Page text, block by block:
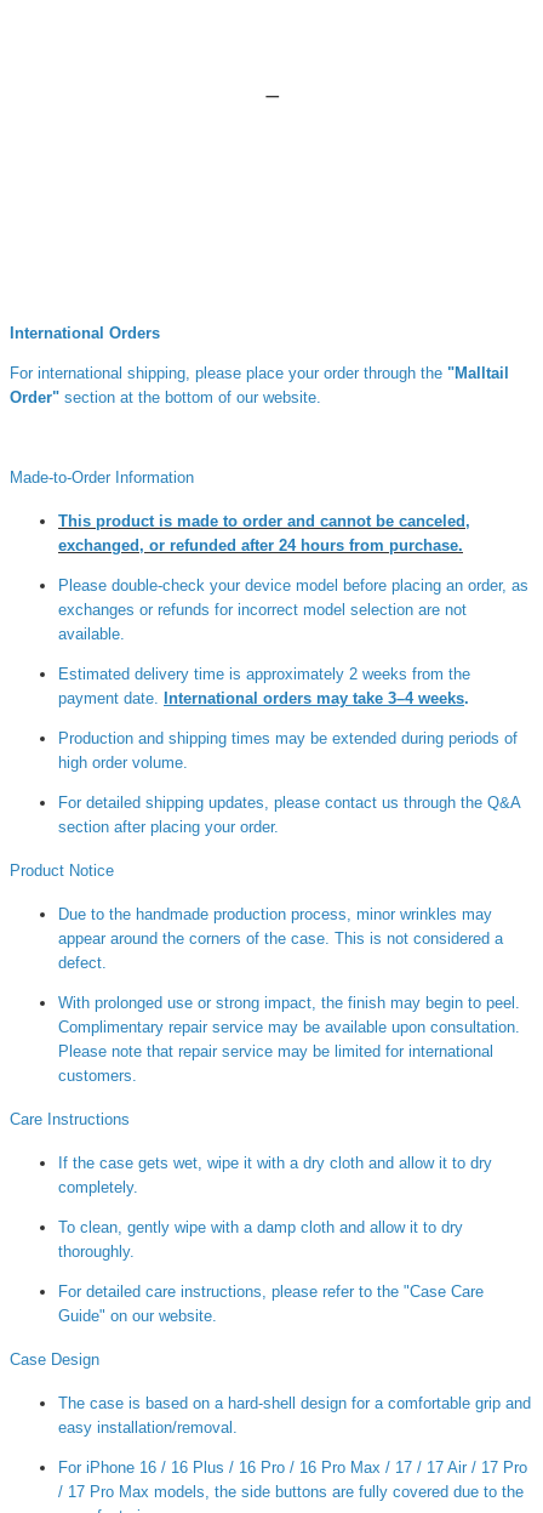
ㅡ
International Orders
For international shipping, please place your order through the "Malltail
Order" section at the bottom of our website.
Made-to-Order Information
This product is made to order and cannot be canceled,
exchanged, or refunded after 24 hours from purchase.
Please double-check your device model before placing an order, as
exchanges or refunds for incorrect model selection are not
available.
Estimated delivery time is approximately 2 weeks from the
payment date. International orders may take 3–4 weeks.
Production and shipping times may be extended during periods of
high order volume.
For detailed shipping updates, please contact us through the Q&A
section after placing your order.
Product Notice
Due to the handmade production process, minor wrinkles may
appear around the corners of the case. This is not considered a
defect.
With prolonged use or strong impact, the finish may begin to peel.
Complimentary repair service may be available upon consultation.
Please note that repair service may be limited for international
customers.
Care Instructions
If the case gets wet, wipe it with a dry cloth and allow it to dry
completely.
To clean, gently wipe with a damp cloth and allow it to dry
thoroughly.
For detailed care instructions, please refer to the "Case Care
Guide" on our website.
Case Design
The case is based on a hard-shell design for a comfortable grip and
easy installation/removal.
For iPhone 16 / 16 Plus / 16 Pro / 16 Pro Max / 17 / 17 Air / 17 Pro
/ 17 Pro Max models, the side buttons are fully covered due to the